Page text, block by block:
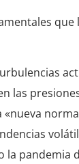
las
pandemia